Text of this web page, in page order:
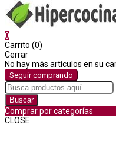
0
Carrito (0)
Cerrar
No hay más artículos en su
Seguir comprando
Buscar
Comprar por categorías
CLOSE